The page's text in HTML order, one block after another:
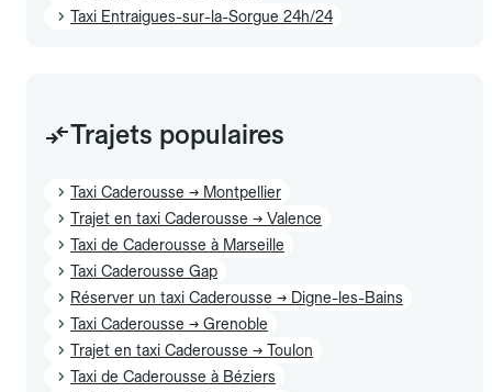
Taxi Entraigues-sur-la-Sorgue 24h/24
Trajets populaires
Taxi Caderousse → Montpellier
Trajet en taxi Caderousse → Valence
Taxi de Caderousse à Marseille
Taxi Caderousse Gap
Réserver un taxi Caderousse → Digne-les-Bains
Taxi Caderousse → Grenoble
Trajet en taxi Caderousse → Toulon
Taxi de Caderousse à Béziers